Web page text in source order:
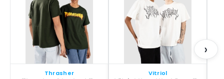
Thrasher Vitriol
›